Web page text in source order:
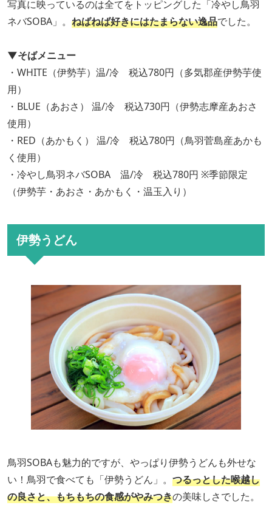
写真に映っているのは全てをトッピングした「冷やし鳥羽
ネバSOBA」。 ねばねば好きにはたまらない逸品でした。
▼そばメニュー
・WHITE（伊勢芋）温/冷 税込780円（多気郡産伊勢芋使
用）
・BLUE（あおさ） 温/冷 税込730円（伊勢志摩産あおさ
使用）
・RED（あかもく） 温/冷 税込780円（鳥羽菅島産あかも
く使用）
・冷やし鳥羽ネバSOBA 温/冷 税込780円 ※季節限定
（伊勢芋・あおさ・あかもく・温玉入り）
伊勢うどん
鳥羽SOBAも魅力的ですが、やっぱり伊勢うどんも外せな
い！鳥羽で食べても「伊勢うどん」。 つるっとした喉越し
の良さと、もちもちの食感がやみつきの美味しさでした。